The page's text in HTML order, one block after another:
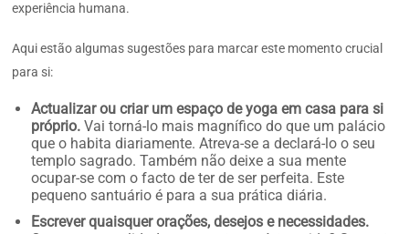
experiência humana.
Aqui estão algumas sugestões para marcar este momento crucial
para si:
Actualizar ou criar um espaço de yoga em casa para si
próprio. Vai torná-lo mais magnífico do que um palácio
que o habita diariamente. Atreva-se a declará-lo o seu
templo sagrado. Também não deixe a sua mente
ocupar-se com o facto de ter de ser perfeita. Este
pequeno santuário é para a sua prática diária.
Escrever quaisquer orações, desejos e necessidades.